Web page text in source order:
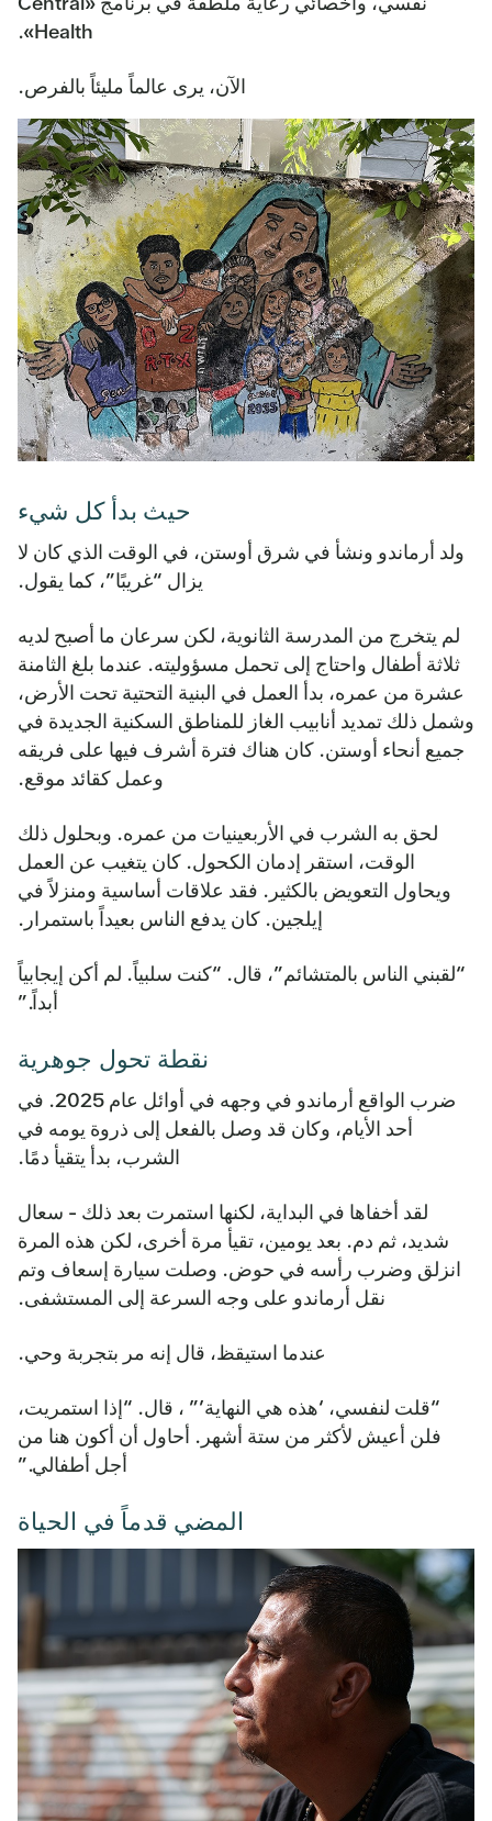
Health».
الآن، يرى عالماً مليئاً بالفرص.
حيث بدأ كل شيء
ولد أرماندو ونشأ في شرق أوستن، في الوقت الذي كان لا
يزال “غريبًا”، كما يقول.
لم يتخرج من المدرسة الثانوية، لكن سرعان ما أصبح لديه
ثلاثة أطفال واحتاج إلى تحمل مسؤوليته. عندما بلغ الثامنة
عشرة من عمره، بدأ العمل في البنية التحتية تحت الأرض،
وشمل ذلك تمديد أنابيب الغاز للمناطق السكنية الجديدة في
جميع أنحاء أوستن. كان هناك فترة أشرف فيها على فريقه
وعمل كقائد موقع.
لحق به الشرب في الأربعينيات من عمره. وبحلول ذلك
الوقت، استقر إدمان الكحول. كان يتغيب عن العمل
ويحاول التعويض بالكثير. فقد علاقات أساسية ومنزلاً في
إيلجين. كان يدفع الناس بعيداً باستمرار.
“لقبني الناس بالمتشائم”، قال. “كنت سلبياً. لم أكن إيجابياً
أبداً.”
نقطة تحول جوهرية
ضرب الواقع أرماندو في وجهه في أوائل عام 2025. في
أحد الأيام، وكان قد وصل بالفعل إلى ذروة يومه في
الشرب، بدأ يتقيأ دمًا.
لقد أخفاها في البداية، لكنها استمرت بعد ذلك - سعال
شديد، ثم دم. بعد يومين، تقيأ مرة أخرى، لكن هذه المرة
انزلق وضرب رأسه في حوض. وصلت سيارة إسعاف وتم
نقل أرماندو على وجه السرعة إلى المستشفى.
عندما استيقظ، قال إنه مر بتجربة وحي.
“قلت لنفسي، ‘هذه هي النهاية’” ، قال. “إذا استمريت،
فلن أعيش لأكثر من ستة أشهر. أحاول أن أكون هنا من
أجل أطفالي.”
المضي قدماً في الحياة